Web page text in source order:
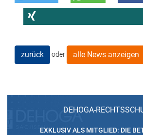
zurück oder alle News anzeigen
DEHOGA-
EXKLUSIV ALS MITGLIED: DIE